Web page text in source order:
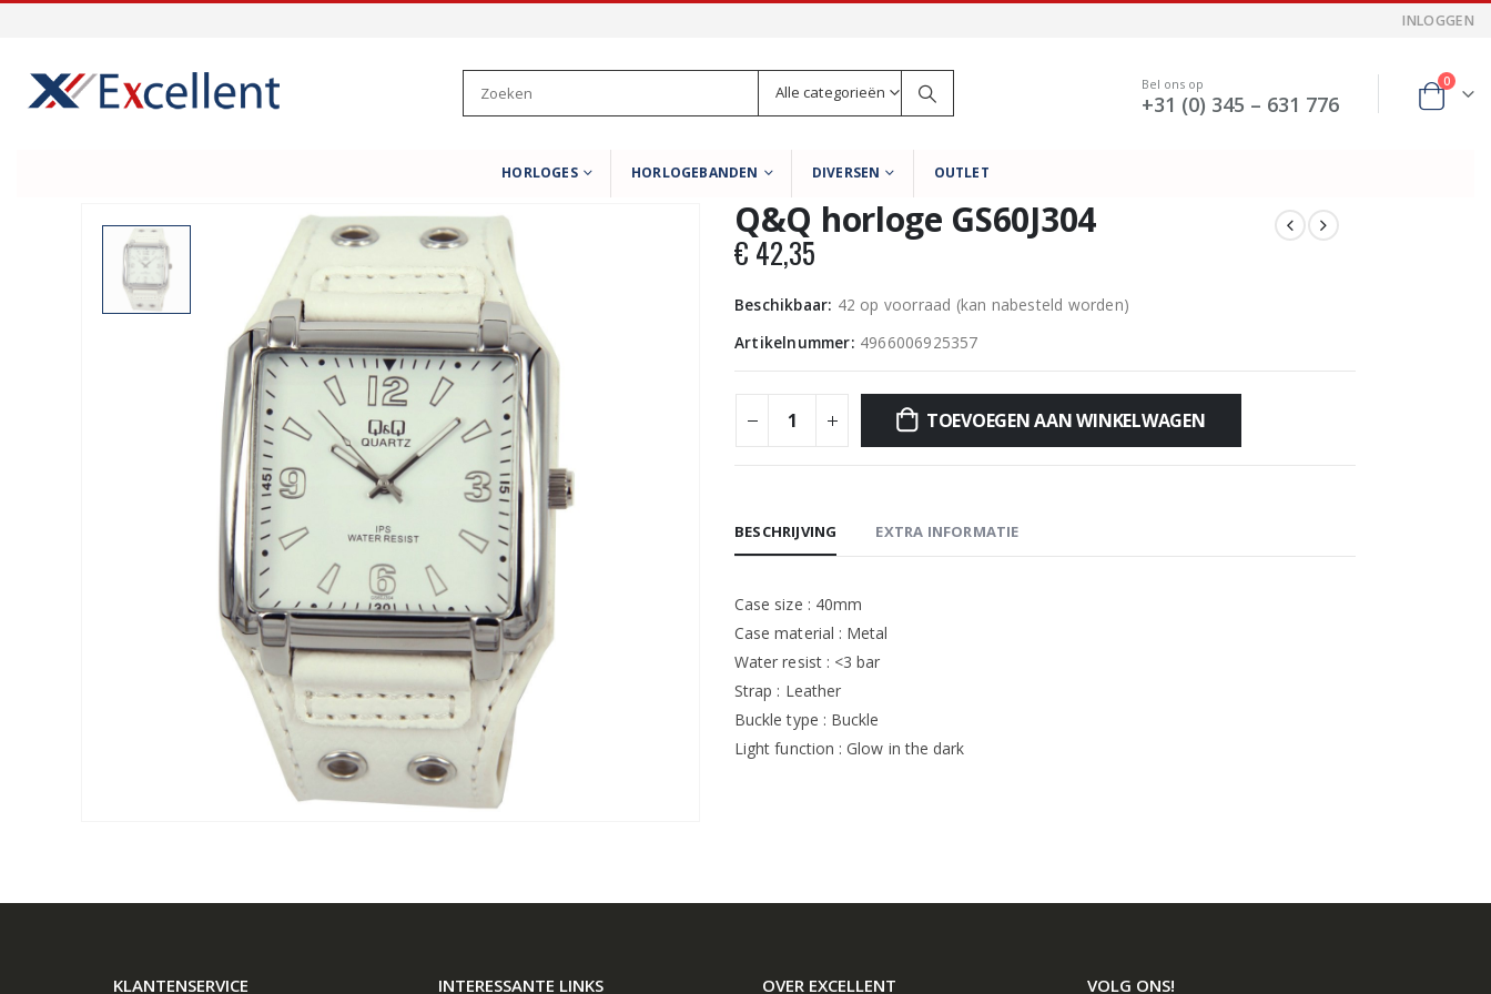
INLOGGEN
Alle categorieën Bel ons op
+31 (0) 345 – 631 776
0
HORLOGES HORLOGEBANDEN DIVERSEN OUTLET
Q&Q horloge GS60J304
€ 42,35
Beschikbaar: 42 op voorraad (kan nabesteld worden)
Artikelnummer: 4966006925357
TOEVOEGEN AAN WINKELWAGEN
BESCHRIJVING EXTRA INFORMATIE
Case size : 40mm
Case material : Metal
Water resist : <3 bar
Strap : Leather
Buckle type : Buckle
Light function : Glow in the dark
KLANTENSERVICE INTERESSANTE LINKS OVER EXCELLENT VOLG ONS!